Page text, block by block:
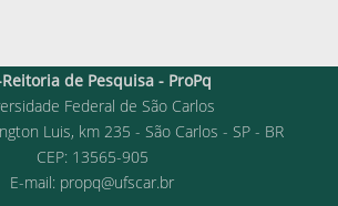
de Pesquisa - ProPq
Federal de São Carlos
Luis, km 235 - São Carlos - SP - BR
CEP: 13565-905
E-mail: propq@ufscar.br